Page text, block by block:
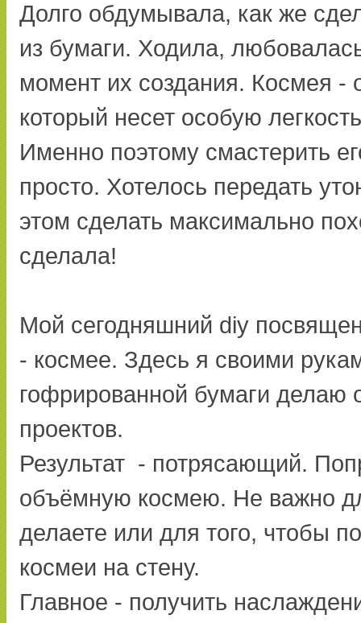
Долго обдумывала, как же
из бумаги. Ходила,
момент их создания. Космея -
который несет особую
Именно поэтому смастерить
просто. Хотелось передать
этом сделать максимально
сделала!
Мой сегодняшний diy
- космее. Здесь я своими
гофрированной бумаги делаю
проектов.
Результат - потрясающий.
объёмную космею. Не важно
делаете или для того, чтобы
космеи на стену.
Главное - получить